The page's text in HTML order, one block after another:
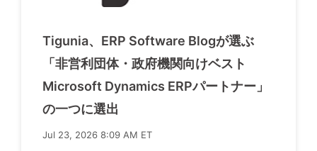
Tigunia、ERP Software Blogが選ぶ
「非営利団体・政府機関向けベスト
Microsoft Dynamics ERPパートナー」
の一つに選出
Jul 23, 2026 8:09 AM ET